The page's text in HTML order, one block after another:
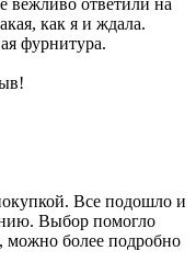
как я и ждала.
фурнитура.
Все подошло и
Выбор помогло
можно более подробно